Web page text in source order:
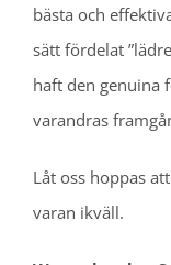
bästa och
sätt fördelat
haft den genuina
varandras
Låt oss hoppas
varan ikväll.